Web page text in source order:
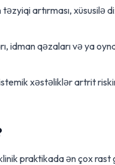
artırması, xüsusilə
idman qəzaları və ya
xəstəliklər artrit
praktikada ən çox rast